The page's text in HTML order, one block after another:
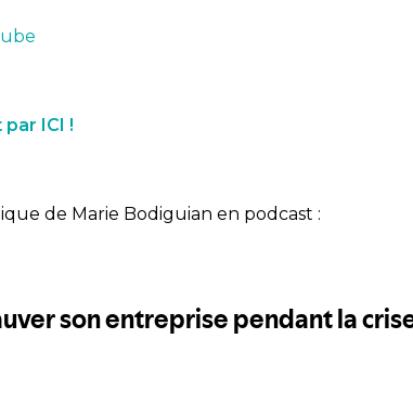
par ICI !
de Marie Bodiguian en podcast :